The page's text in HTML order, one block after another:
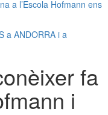
a l’Escola Hofmann ens
a ANDORRA i a
fa
i